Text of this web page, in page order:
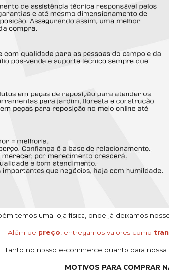
temos uma loja física, onde já deixamos
Além de preço, entregamos valores como
Tanto no nosso e-commerce quanto para nossa
MOTIVOS PARA COMPRAR